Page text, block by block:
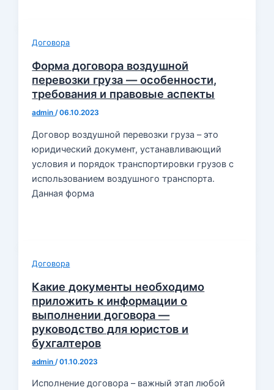
Договора
Форма договора воздушной
перевозки груза — особенности,
требования и правовые аспекты
admin/06.10.2023
Договор воздушной перевозки груза – это
юридический документ, устанавливающий
условия и порядок транспортировки грузов с
использованием воздушного транспорта.
Данная форма
Договора
Какие документы необходимо
приложить к информации о
выполнении договора —
руководство для юристов и
бухгалтеров
admin /01.10.2023
Исполнение договора – важный этап любой